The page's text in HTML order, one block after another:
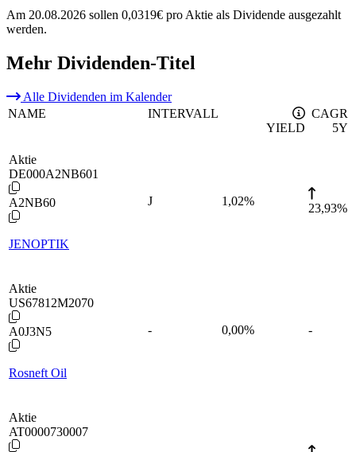
Am 20.08.2026 sollen 0,0319€ pro Aktie als Dividende ausgezahlt
werden.
Mehr Dividenden-Titel
Alle Dividenden im Kalender
NAME
INTERVALL
YIELD
CAGR
5Y
Aktie
DE000A2NB601
A2NB60
JENOPTIK
J 1,02%
23,93%
Aktie
US67812M2070
A0J3N5
Rosneft Oil
- 0,00% -
Aktie
AT0000730007